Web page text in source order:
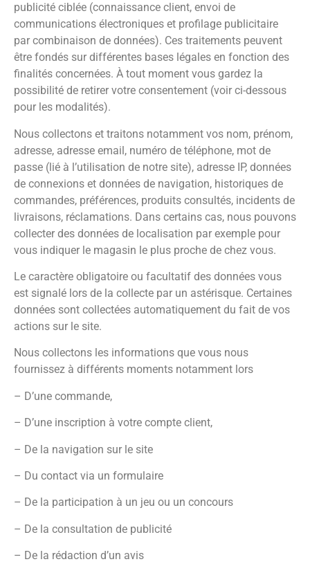
publicité ciblée (connaissance client, envoi de
communications électroniques et profilage publicitaire
par combinaison de données). Ces traitements peuvent
être fondés sur différentes bases légales en fonction des
finalités concernées. À tout moment vous gardez la
possibilité de retirer votre consentement (voir ci-dessous
pour les modalités).
Nous collectons et traitons notamment vos nom, prénom,
adresse, adresse email, numéro de téléphone, mot de
passe (lié à l’utilisation de notre site), adresse IP, données
de connexions et données de navigation, historiques de
commandes, préférences, produits consultés, incidents de
livraisons, réclamations. Dans certains cas, nous pouvons
collecter des données de localisation par exemple pour
vous indiquer le magasin le plus proche de chez vous.
Le caractère obligatoire ou facultatif des données vous
est signalé lors de la collecte par un astérisque. Certaines
données sont collectées automatiquement du fait de vos
actions sur le site.
Nous collectons les informations que vous nous
fournissez à différents moments notamment lors
– D’une commande,
– D’une inscription à votre compte client,
– De la navigation sur le site
– Du contact via un formulaire
– De la participation à un jeu ou un concours
– De la consultation de publicité
– De la rédaction d’un avis